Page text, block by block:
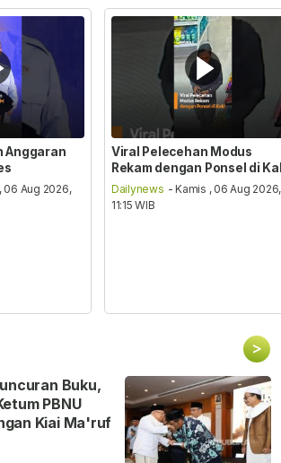
Anggaran
06 Aug 2026,
Viral Pelecehan Modus
Rekam dengan Ponsel di
Dailynews - Kamis , 06 Aug 2026,
11:15 WIB
>
Buku,
PBNU
Kiai Ma'ruf